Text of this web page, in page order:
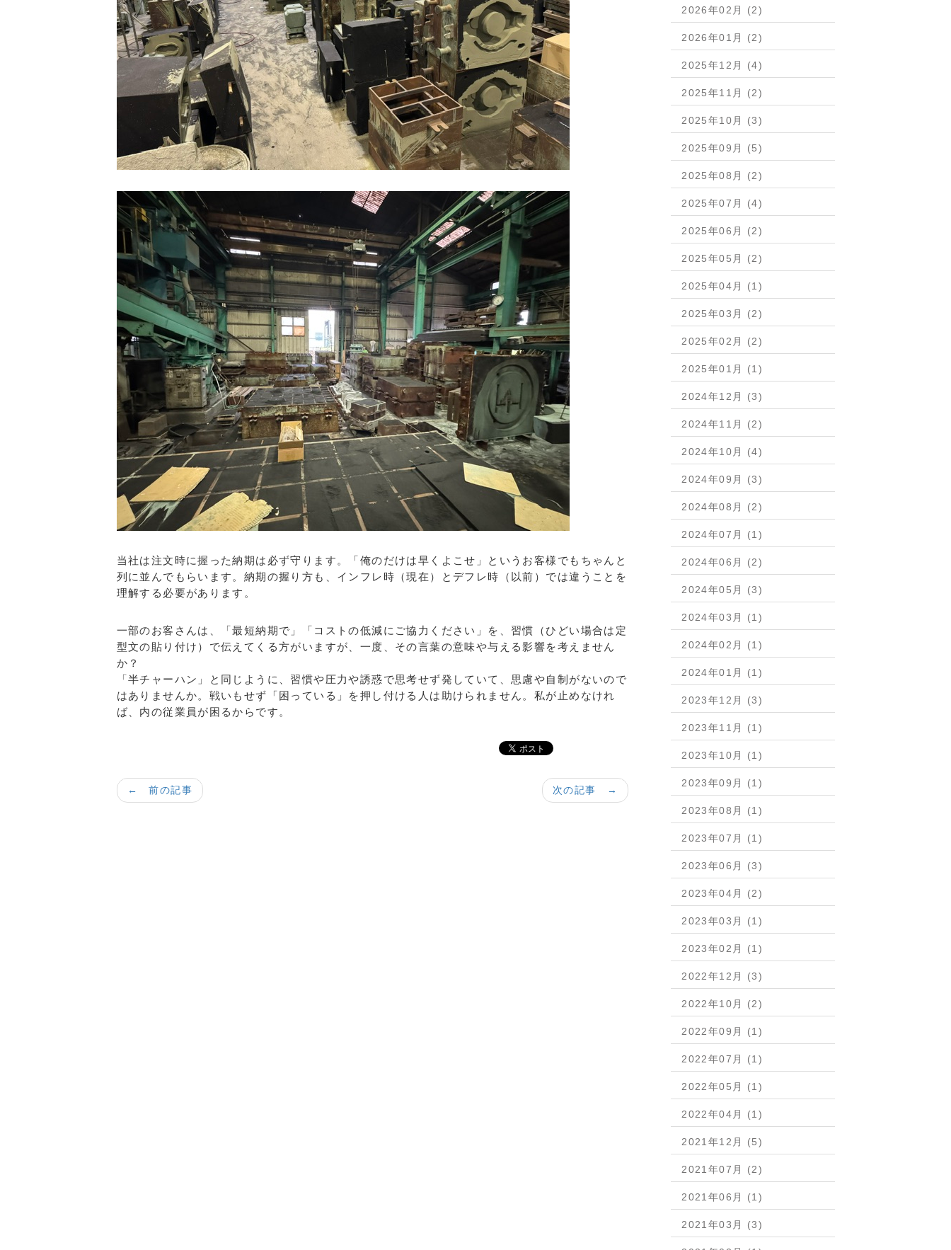
当社は注文時に握った納期は必ず守ります。「俺のだけは早くよこせ」というお客様でもちゃんと
列に並んでもらいます。納期の握り方も、インフレ時（現在）とデフレ時（以前）では違うことを
理解する必要があります。
一部のお客さんは、「最短納期で」「コストの低減にご協力ください」を、習慣（ひどい場合は定
型文の貼り付け）で伝えてくる方がいますが、一度、その言葉の意味や与える影響を考えません
か？
「半チャーハン」と同じように、習慣や圧力や誘惑で思考せず発していて、思慮や自制がないので
はありませんか。戦いもせず「困っている」を押し付ける人は助けられません。私が止めなけれ
ば、内の従業員が困るからです。
次の記事 →
← 前の記事
2026年02月 (2)
2026年01月 (2)
2025年12月 (4)
2025年11月 (2)
2025年10月 (3)
2025年09月 (5)
2025年08月 (2)
2025年07月 (4)
2025年06月 (2)
2025年05月 (2)
2025年04月 (1)
2025年03月 (2)
2025年02月 (2)
2025年01月 (1)
2024年12月 (3)
2024年11月 (2)
2024年10月 (4)
2024年09月 (3)
2024年08月 (2)
2024年07月 (1)
2024年06月 (2)
2024年05月 (3)
2024年03月 (1)
2024年02月 (1)
2024年01月 (1)
2023年12月 (3)
2023年11月 (1)
2023年10月 (1)
2023年09月 (1)
2023年08月 (1)
2023年07月 (1)
2023年06月 (3)
2023年04月 (2)
2023年03月 (1)
2023年02月 (1)
2022年12月 (3)
2022年10月 (2)
2022年09月 (1)
2022年07月 (1)
2022年05月 (1)
2022年04月 (1)
2021年12月 (5)
2021年07月 (2)
2021年06月 (1)
2021年03月 (3)